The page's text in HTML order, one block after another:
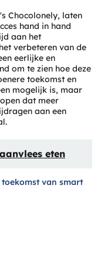
Chocolonely, laten
hand in hand
aan het
verbeteren van de
eerlijke en
om te zien hoe deze
toekomst en
mogelijk is, maar
dat meer
aan een
eten
toekomst van smart